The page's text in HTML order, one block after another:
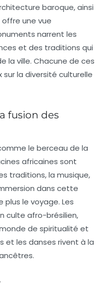
baroque, ainsi
offre une vue
narrent les
et des traditions qui
la ville. Chacune de ces
sur la diversité culturelle
fusion des
le berceau de la
africaines sont
traditions, la musique,
dans cette
le voyage. Les
culte afro-brésilien,
de spiritualité et
et les danses rivent à la